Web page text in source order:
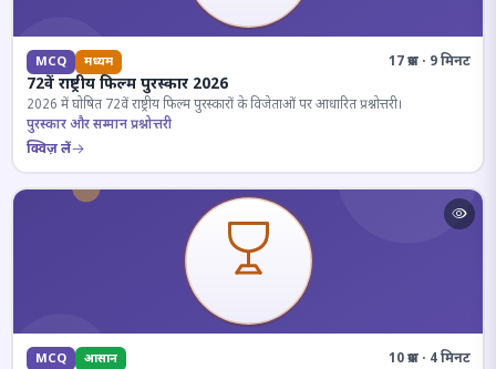
MCQ मध्यम 17 प्रश्न · 9 मिनट
72वें राष्ट्रीय फिल्म पुरस्कार 2026
2026 में घोषित 72वें राष्ट्रीय फिल्म पुरस्कारों के विजेताओं पर आधारित प्रश्नोत्तरी।
पुरस्कार और सम्मान प्रश्नोत्तरी
क्विज़ लें
MCQ आसान 10 प्रश्न · 4 मिनट